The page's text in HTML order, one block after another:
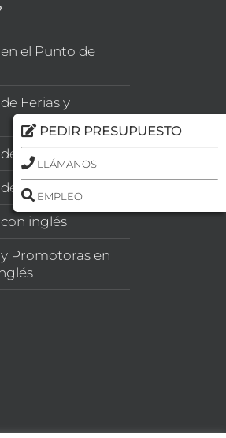
el Punto de
Ferias y
Congresos
Imagen
inglés
Promotoras en
PEDIR PRESUPUESTO
LLÁMANOS
EMPLEO